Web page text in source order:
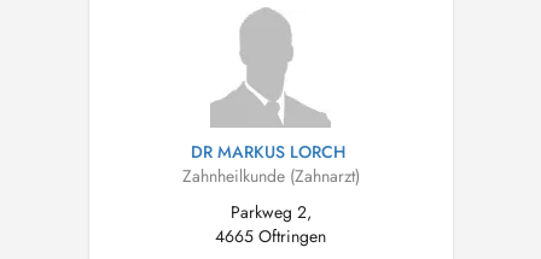
DR MARKUS LORCH
Zahnheilkunde (Zahnarzt)
Parkweg 2,
4665 Oftringen